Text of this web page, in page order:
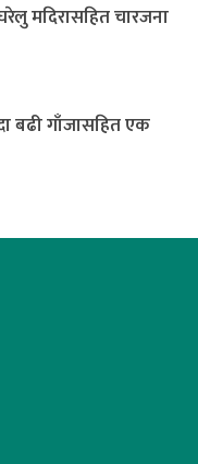
मदिरासहित चारजना
बढी गाँजासहित एक